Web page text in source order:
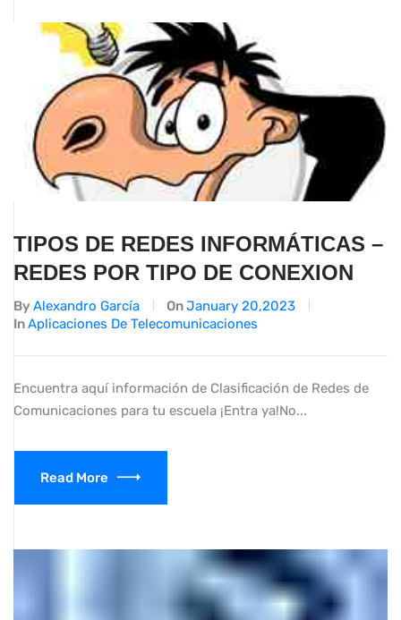
TIPOS DE REDES INFORMÁTICAS –
REDES POR TIPO DE CONEXION
By Alexandro García OnJanuary 20,2023
InAplicaciones De Telecomunicaciones
Encuentra aquí información de Clasificación de Redes de
Comunicaciones para tu escuela ¡Entra ya!No...
Read More